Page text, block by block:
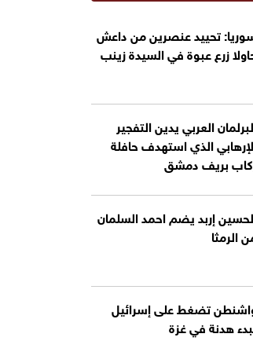
تحييد عنصرين من داعش
زرع عبوة في السيدة زينب
العربي يدين التفجير
الذي استهدف حافلة
بريف دمشق
إربد يضم احمد السلمان
الرمثا
تضغط على إسرائيل
هدنة في غزة